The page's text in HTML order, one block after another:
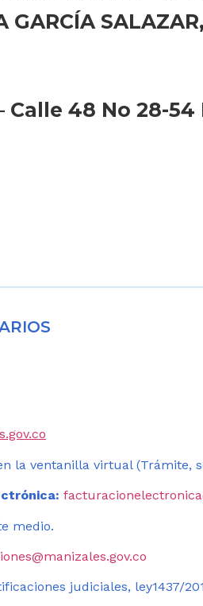
Calle 48 No 28-
ventanilla virtual (Trámite,
medio.
judiciales, ley1437/